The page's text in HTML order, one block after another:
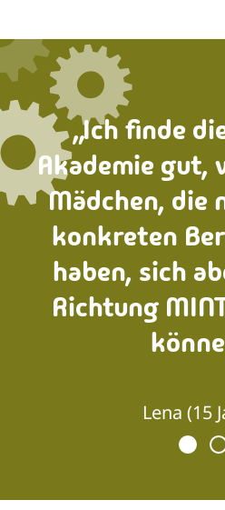
„Ich finde
Akademie gut,
Mädchen, die
konkreten
haben, sich
Richtung
Lena (15